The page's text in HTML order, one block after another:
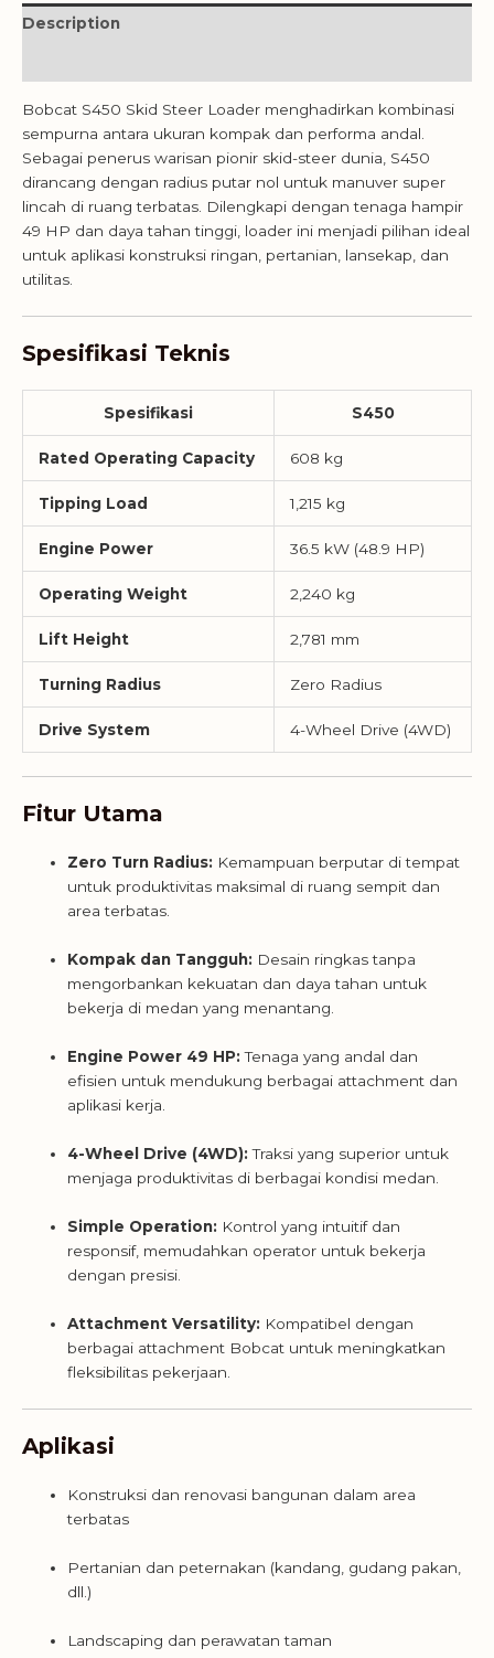
Description
Bobcat S450 Skid Steer Loader menghadirkan kombinasi
sempurna antara ukuran kompak dan performa andal.
Sebagai penerus warisan pionir skid-steer dunia, S450
dirancang dengan radius putar nol untuk manuver super
lincah di ruang terbatas. Dilengkapi dengan tenaga hampir
49 HP dan daya tahan tinggi, loader ini menjadi pilihan ideal
untuk aplikasi konstruksi ringan, pertanian, lansekap, dan
utilitas.
Spesifikasi Teknis
Spesifikasi S450
Rated Operating Capacity 608 kg
Tipping Load 1,215 kg
Engine Power 36.5 kW (48.9 HP)
Operating Weight 2,240 kg
Lift Height 2,781 mm
Turning Radius Zero Radius
Drive System 4-Wheel Drive (4WD)
Fitur Utama
Zero Turn Radius: Kemampuan berputar di tempat
untuk produktivitas maksimal di ruang sempit dan
area terbatas.
Kompak dan Tangguh: Desain ringkas tanpa
mengorbankan kekuatan dan daya tahan untuk
bekerja di medan yang menantang.
Engine Power 49 HP:Tenaga yang andal dan
efisien untuk mendukung berbagai attachment dan
aplikasi kerja.
4-Wheel Drive (4WD):Traksi yang superior untuk
menjaga produktivitas di berbagai kondisi medan.
Simple Operation: Kontrol yang intuitif dan
responsif, memudahkan operator untuk bekerja
dengan presisi.
Attachment Versatility: Kompatibel dengan
berbagai attachment Bobcat untuk meningkatkan
fleksibilitas pekerjaan.
Aplikasi
Konstruksi dan renovasi bangunan dalam area
terbatas
Pertanian dan peternakan (kandang, gudang pakan,
dll.)
Landscaping dan perawatan taman